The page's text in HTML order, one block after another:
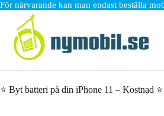
För närvarande kan man endast beställa
innehåll
⭐ Byt batteri på din iPhone 11 – Kostnad ⭐